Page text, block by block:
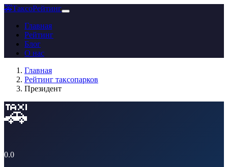
🚕ТаксоРейтинг
Главная
Рейтинг
Блог
О нас
Главная
Рейтинг таксопарков
Президент
🚕
0.0